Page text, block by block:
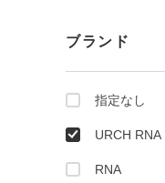
ブランド
指定なし
URCH RNA
RNA